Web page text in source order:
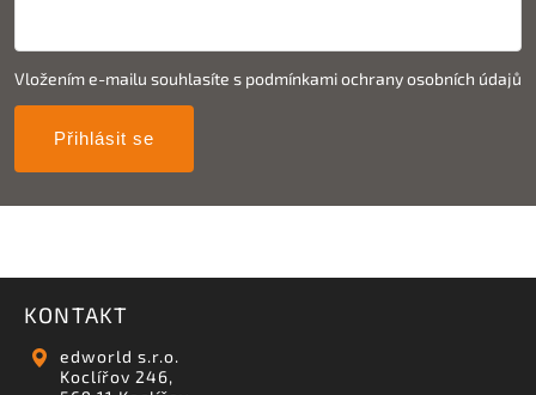
Vložením e-mailu souhlasíte s podmínkami ochrany osobních údajů
Přihlásit se
KONTAKT
edworld s.r.o.
Koclířov 246,